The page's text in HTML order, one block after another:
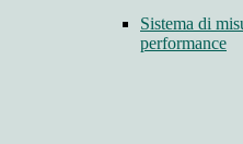
Sistema di
performance